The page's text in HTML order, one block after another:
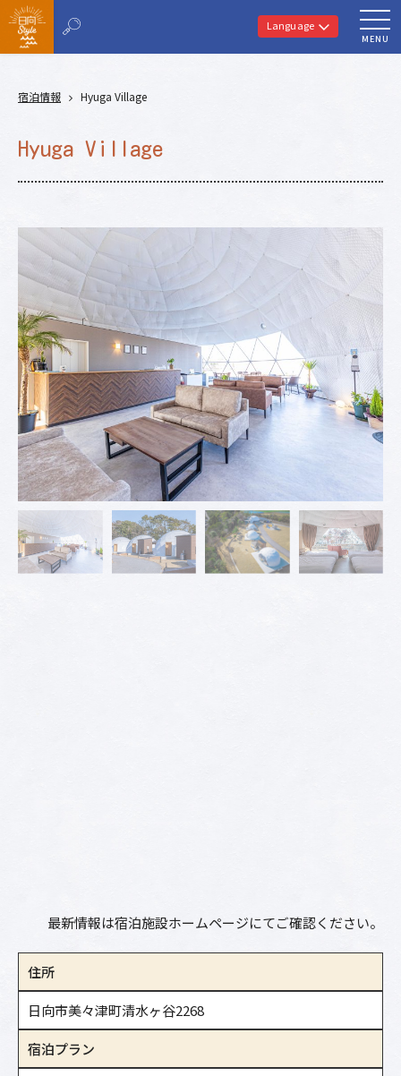
Language
MENU
宿泊情報 Hyuga Village
Hyuga Village
最新情報は宿泊施設ホームページにてご確認ください。
住所
日向市美々津町清水ヶ谷2268
宿泊プラン